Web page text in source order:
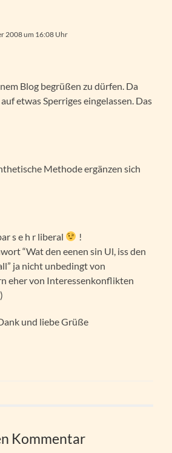
2008 um 16:08 Uhr
Blog begrüßen zu dürfen. Da
etwas Sperriges eingelassen. Das
Methode ergänzen sich
s e h r liberal
!
“Wat den eenen sin Ul, iss den
ja nicht unbedingt von
eher von Interessenkonflikten
und liebe Grüße
Kommentar